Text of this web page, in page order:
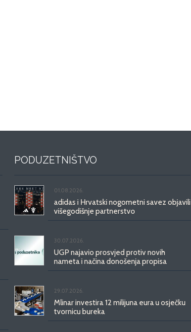
PODUZETNIŠTVO
01.08.2026.
adidas i Hrvatski nogometni savez objavili
višegodišnje partnerstvo
30.07.2026.
UGP najavio prosvjed protiv novih
nameta i načina donošenja propisa
29.07.2026.
Mlinar investira 12 milijuna eura u osječku
tvornicu bureka